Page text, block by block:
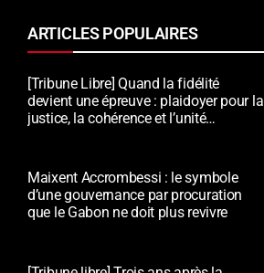
ARTICLES POPULAIRES
[Tribune Libre] Quand la fidélité
devient une épreuve : plaidoyer pour la
justice, la cohérence et l’unité
Maixent Accrombessi : le symbole
d’une gouvernance par procuration
que le Gabon ne doit plus revivre